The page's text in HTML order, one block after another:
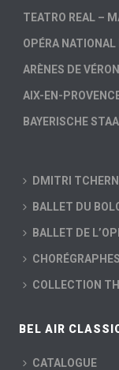
TEATRO REAL –
OPÉRA NATIONAL
ARÈNES DE
AIX-EN-
BAYERISCHE
DMITRI
BALLET DU
BALLET DE
COLLECTION
BEL AIR
CATALOGUE